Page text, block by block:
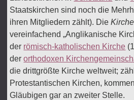
Staatskirchen sind noch die
ihren Mitgliedern zählt). Die
vereinfachend „Anglikanische
der römisch-katholischen Kirche
derorthodoxen
die drittgrößte Kirche weltweit;
Protestantischen Kirchen,
Gläubigen gar an zweiter Stelle.